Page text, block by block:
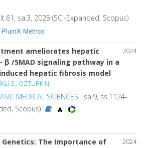
sa.3, 2025 (SCI-Expanded, Scopus)
PlumX Metrics
2024
ameliorates hepatic
β /SMAD signaling pathway in a
hepatic fibrosis model
S., ÖZTÜRK N.
MEDICAL SCIENCES , sa.9, ss.1124-
Scopus)
2024
The Importance of